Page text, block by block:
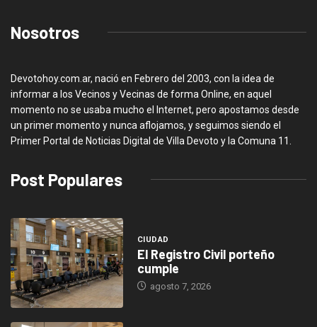
Nosotros
Devotohoy.com.ar, nació en Febrero del 2003, con la idea de
informar a los Vecinos y Vecinas de forma Online, en aquel
momento no se usaba mucho el Internet, pero apostamos desde
un primer momento y nunca aflojamos, y seguimos siendo el
Primer Portal de Noticias Digital de Villa Devoto y la Comuna 11.
Post Populares
CIUDAD
El Registro Civil porteño
cumple
agosto 7, 2026